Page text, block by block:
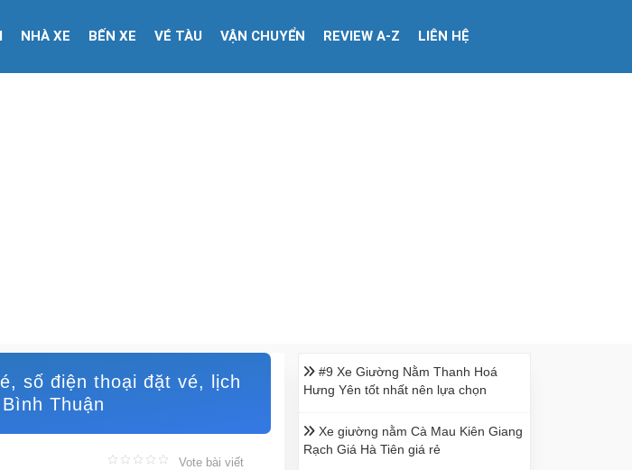
NHÀ XE BẾN XE VÉ TÀU VẬN CHUYỂN REVIEW A-Z LIÊN HỆ
số điện thoại đặt vé, lịch
Thuận
Vote bài viết
#9 Xe Giường Nằm Thanh Hoá
Hưng Yên tốt nhất nên lựa chọn
Xe giường nằm Cà Mau Kiên Giang
Rạch Giá Hà Tiên giá rẻ